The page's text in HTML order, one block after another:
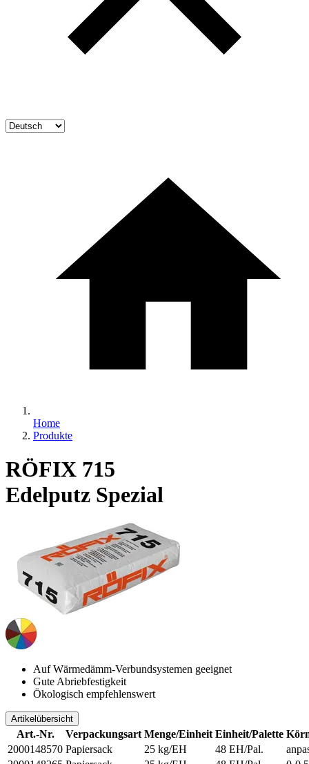
Home
Produkte
RÖFIX 715
Edelputz Spezial
Auf Wärmedämm-Verbundsystemen geeignet
Gute Abriebfestigkeit
Ökologisch empfehlenswert
Artikelübersicht
Art.-Nr. Verpackungsart Menge/Einheit Einheit/Palette
2000148570 Papiersack 25 kg/EH 48 EH/Pal.